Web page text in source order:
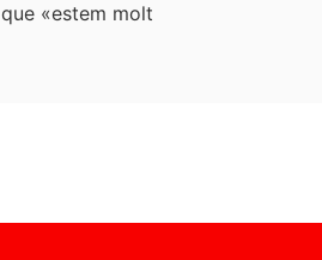
«estem molt